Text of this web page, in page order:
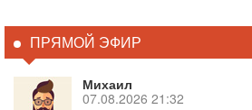
ПРЯМОЙ ЭФИР
Михаил
07.08.2026 21:32